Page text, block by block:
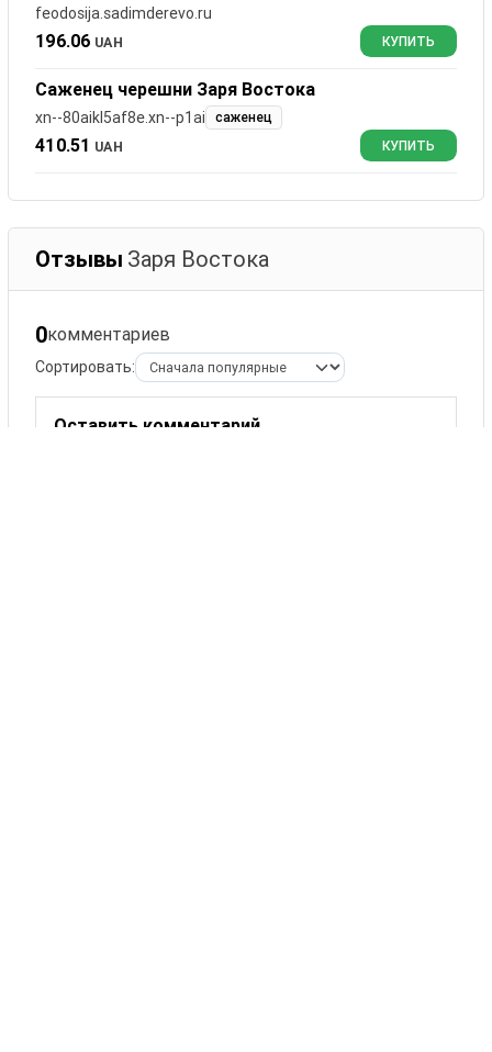
feodosija.sadimderevo.ru
196.06 UAH КУПИТЬ
Саженец черешни Заря Востока
xn--80aikl5af8e.xn--p1ai саженец
410.51 UAH КУПИТЬ
Отзывы Заря Востока
0комментариев
Сортировать:
Оставить комментарий